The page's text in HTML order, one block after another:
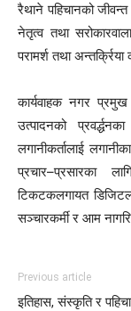
रैथाने पहिचानको
नेतृत्व तथा
परामर्श तथा
कार्यवाहक नगर प्रमुख
उत्पादनको
लगानीकर्तालाई
प्रचार–प्रसारका
टिकटकलगायत डिजिटल
सञ्चारकर्मी र आम
Previous article
इतिहास, संस्कृति र